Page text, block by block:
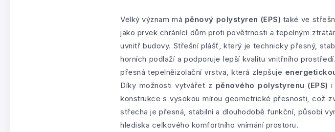
Velký význam má pěnový polystyren (EPS) také ve
jako prvek chránící dům proti povětrnosti a tepelným
uvnitř budovy. Střešní plášť, který je technicky přesný,
horních podlaží a podporuje lepší kvalitu vnitřního prostředí.
přesná tepelněizolační vrstva, která zlepšuje
Díky možnosti vytvářet z pěnového polystyrenu (EPS) i
konstrukce s vysokou mírou geometrické přesnosti, což
střecha je přesná, stabilní a dlouhodobě funkční, působí
hlediska celkového komfortního vnímání prostoru.